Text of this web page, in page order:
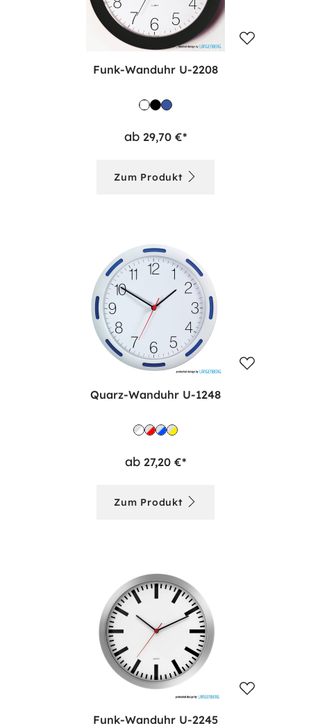
Funk-Wanduhr U-2208
ab 29,70 €*
Zum Produkt
Quarz-Wanduhr U-1248
ab 27,20 €*
Zum Produkt
Funk-Wanduhr U-2245